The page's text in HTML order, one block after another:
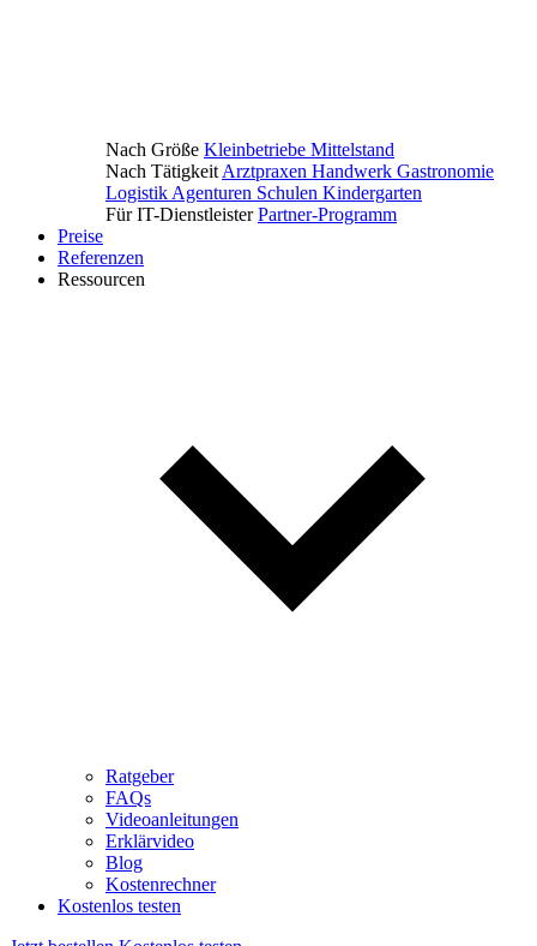
Nach Größe Kleinbetriebe Mittelstand
Nach Tätigkeit Arztpraxen Handwerk Gastronomie
Logistik Agenturen Schulen Kindergarten
Für IT-DienstleisterPartner-Programm
Preise
Referenzen
Ressourcen
Ratgeber
FAQs
Videoanleitungen
Erklärvideo
Blog
Kostenrechner
Kostenlos testen